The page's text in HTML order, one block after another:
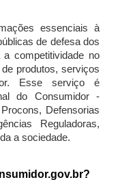
essenciais à
de defesa dos
competitividade no
produtos, serviços
Esse serviço é
do Consumidor -
Defensorias
Reguladoras,
a sociedade.